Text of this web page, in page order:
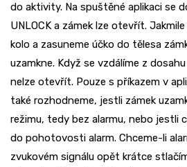
do aktivity. Na spuštěné aplikaci se
UNLOCK a zámek lze otevřít.
kolo a zasuneme účko do tělesa
uzamkne. Když se vzdálíme z
nelze otevřít. Pouze s příkazem v
také rozhodneme, jestli zámek
režimu, tedy bez alarmu, nebo jestli
do pohotovosti alarm. Chceme-li
zvukovém signálu opět krátce